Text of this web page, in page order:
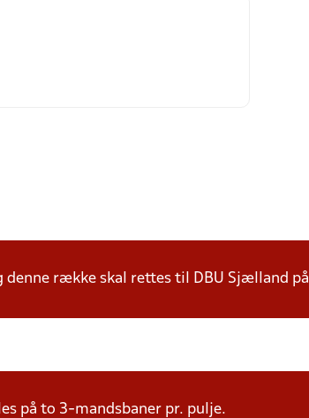
denne række skal rettes til DBU Sjælland på
på to 3-mandsbaner pr. pulje.